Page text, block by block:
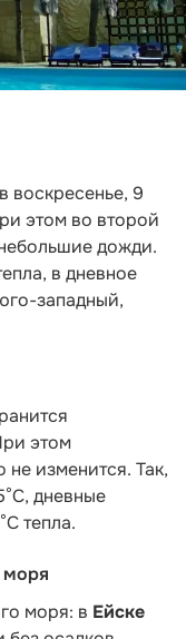
в воскресенье, 9
этом во второй
дожди.
в дневное
западный,
этом
не изменится. Так,
дневные
тепла.
моря
моря: в Ейске